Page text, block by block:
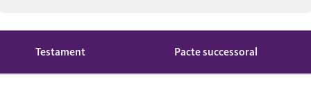
Testament Pacte successoral